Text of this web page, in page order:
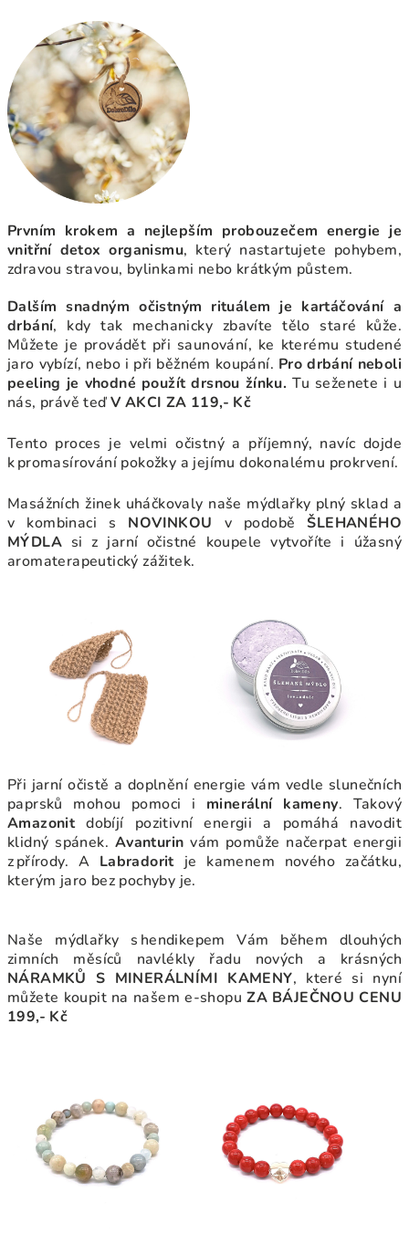
Prvním krokem a nejlepším probouzečem energie je
vnitřní detox organismu, který nastartujete pohybem,
zdravou stravou, bylinkami nebo krátkým půstem.
Dalším snadným očistným rituálem je kartáčování a
drbání, kdy tak mechanicky zbavíte tělo staré kůže.
Můžete je provádět při saunování, ke kterému studené
jaro vybízí, nebo i při běžném koupání. Pro drbání neboli
peeling je vhodné použít drsnou žínku.Tu seženete i u
nás, právě teďV AKCI ZA 119,- Kč
Tento proces je velmi očistný a příjemný, navíc dojde
k promasírování pokožky a jejímu dokonalému prokrvení.
Masážních žinek uháčkovaly naše mýdlařky plný sklad a
v kombinaci s NOVINKOU v podoběŠLEHANÉHO
MÝDLA si z jarní očistné koupele vytvoříte i úžasný
aromaterapeutický zážitek.
Při jarní očistě a doplnění energie vám vedle slunečních
paprsků mohou pomoci i minerální kameny. Takový
Amazonitdobíjí pozitivní energii a pomáhá navodit
klidný spánek. Avanturin vám pomůže načerpat energii
z přírody. A Labradoritje kamenem nového začátku,
kterým jaro bez pochyby je.
Naše mýdlařky s hendikepem Vám během dlouhých
zimních měsíců navlékly řadu nových a krásných
NÁRAMKŮ S MINERÁLNÍMI KAMENY, které si nyní
můžete koupit na našem e-shopuZA BÁJEČNOU CENU
199,- Kč